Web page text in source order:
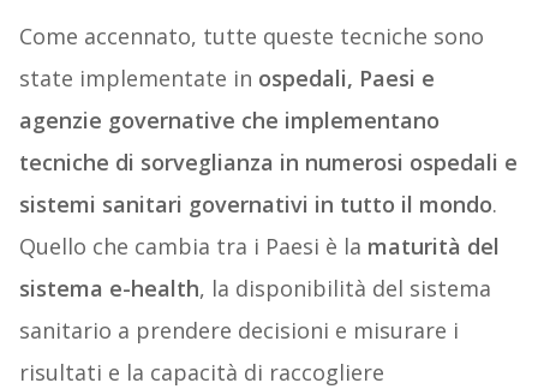
Come accennato, tutte queste tecniche sono
state implementate in ospedali, Paesi e
agenzie governative che implementano
tecniche di sorveglianza in numerosi ospedali e
sistemi sanitari governativi in tutto il mondo.
Quello che cambia tra i Paesi è la maturità del
sistema e-health, la disponibilità del sistema
sanitario a prendere decisioni e misurare i
risultati e la capacità di raccogliere